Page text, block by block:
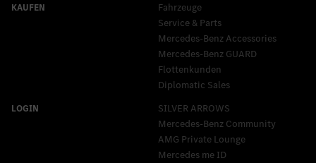
Fahrzeuge
Service & Parts
Mercedes-Benz Accessories
Mercedes‑Benz GUARD
Flottenkunden
Diplomatic Sales
SILVER ARROWS
Mercedes-Benz Community
AMG Private Lounge
Mercedes me ID